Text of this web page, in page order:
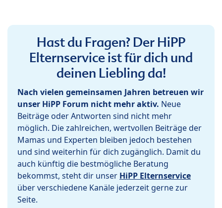
Hast du Fragen? Der HiPP
Elternservice ist für dich und
deinen Liebling da!
Nach vielen gemeinsamen Jahren betreuen wir
unser HiPP Forum nicht mehr aktiv. Neue
Beiträge oder Antworten sind nicht mehr
möglich. Die zahlreichen, wertvollen Beiträge der
Mamas und Experten bleiben jedoch bestehen
und sind weiterhin für dich zugänglich. Damit du
auch künftig die bestmögliche Beratung
bekommst, steht dir unser HiPP Elternservice
über verschiedene Kanäle jederzeit gerne zur
Seite.